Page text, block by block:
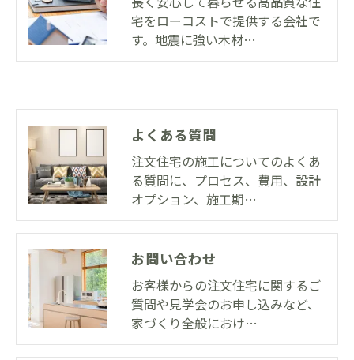
宅をローコストで提供する会社で
す。地震に強い木材…
よくある質問
注文住宅の施工についてのよくあ
る質問に、プロセス、費用、設計
オプション、施工期…
お問い合わせ
お客様からの注文住宅に関するご
質問や見学会のお申し込みなど、
家づくり全般におけ…